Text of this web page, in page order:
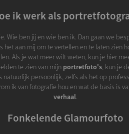
ik werk als
Wie ben jij en wie ben ik. Dan gaan we
het aan mij om te vertellen en te laten zien
Als je wat meer wilt weten, kun je hier
te zien van mijn portretfoto's, kun je
persoonlijk, zelfs als het op
ik van fotografie hou en wat de basis is
verhaal.
Fonkelende Glamourfoto